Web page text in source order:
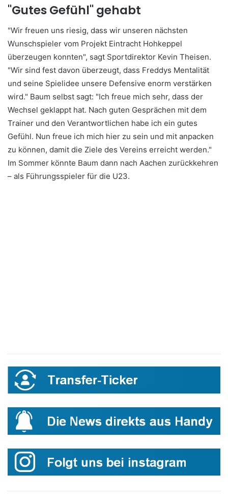
"Gutes Gefühl" gehabt
"Wir freuen uns riesig, dass wir unseren nächsten
Wunschspieler vom Projekt Eintracht Hohkeppel
überzeugen konnten", sagt Sportdirektor Kevin Theisen.
"Wir sind fest davon überzeugt, dass Freddys Mentalität
und seine Spielidee unsere Defensive enorm verstärken
wird." Baum selbst sagt: "Ich freue mich sehr, dass der
Wechsel geklappt hat. Nach guten Gesprächen mit dem
Trainer und den Verantwortlichen habe ich ein gutes
Gefühl. Nun freue ich mich hier zu sein und mit anpacken
zu können, damit die Ziele des Vereins erreicht werden."
Im Sommer könnte Baum dann nach Aachen zurückkehren
– als Führungsspieler für die U23.